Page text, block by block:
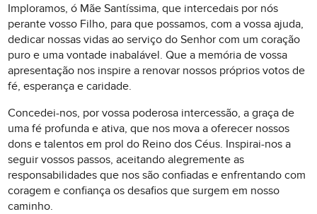
Imploramos, ó Mãe Santíssima, que intercedais por nós
perante vosso Filho, para que possamos, com a vossa ajuda,
dedicar nossas vidas ao serviço do Senhor com um coração
puro e uma vontade inabalável. Que a memória de vossa
apresentação nos inspire a renovar nossos próprios votos de
fé, esperança e caridade.
Concedei-nos, por vossa poderosa intercessão, a graça de
uma fé profunda e ativa, que nos mova a oferecer nossos
dons e talentos em prol do Reino dos Céus. Inspirai-nos a
seguir vossos passos, aceitando alegremente as
responsabilidades que nos são confiadas e enfrentando com
coragem e confiança os desafios que surgem em nosso
caminho.